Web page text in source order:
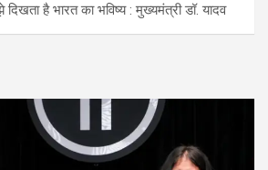
दिखता है भारत का भविष्य : मुख्यमंत्री डॉ. यादव